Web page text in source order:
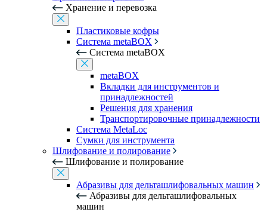
Хранение и перевозка
Пластиковые кофры
Система metaBOX
Система metaBOX
metaBOX
Вкладки для инструментов и
принадлежностей
Решения для хранения
Транспортировочные принадлежности
Система MetaLoc
Сумки для инструмента
Шлифование и полирование
Шлифование и полирование
Абразивы для дельташлифовальных машин
Абразивы для дельташлифовальных
машин